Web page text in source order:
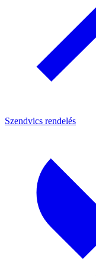
Szendvics rendelés